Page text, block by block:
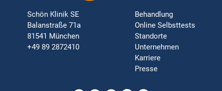
Schön Klinik SE
Balanstraße 71a
81541 München
+49 89 2872410
Behandlung
Online Selbsttests
Standorte
Unternehmen
Karriere
Presse